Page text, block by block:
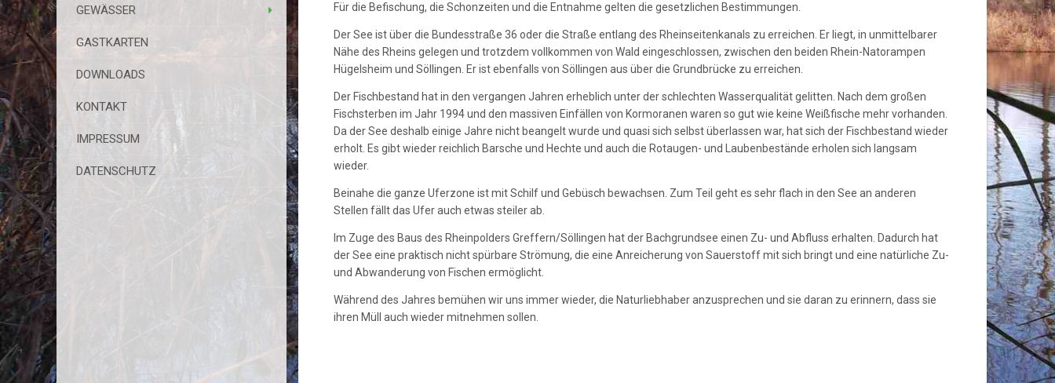
GEWÄSSER
GASTKARTEN
DOWNLOADS
KONTAKT
IMPRESSUM
DATENSCHUTZ
Für die Befischung, die Schonzeiten und die Entnahme gelten die gesetzlichen Bestimmungen.
Der See ist über die Bundesstraße 36 oder die Straße entlang des Rheinseitenkanals zu erreichen. Er liegt, in unmittelbarer
Nähe des Rheins gelegen und trotzdem vollkommen von Wald eingeschlossen, zwischen den beiden Rhein-Natorampen
Hügelsheim und Söllingen. Er ist ebenfalls von Söllingen aus über die Grundbrücke zu erreichen.
Der Fischbestand hat in den vergangen Jahren erheblich unter der schlechten Wasserqualität gelitten. Nach dem großen
Fischsterben im Jahr 1994 und den massiven Einfällen von Kormoranen waren so gut wie keine Weißfische mehr vorhanden.
Da der See deshalb einige Jahre nicht beangelt wurde und quasi sich selbst überlassen war, hat sich der Fischbestand wieder
erholt. Es gibt wieder reichlich Barsche und Hechte und auch die Rotaugen- und Laubenbestände erholen sich langsam
wieder.
Beinahe die ganze Uferzone ist mit Schilf und Gebüsch bewachsen. Zum Teil geht es sehr flach in den See an anderen
Stellen fällt das Ufer auch etwas steiler ab.
Im Zuge des Baus des Rheinpolders Greffern/Söllingen hat der Bachgrundsee einen Zu- und Abfluss erhalten. Dadurch hat
der See eine praktisch nicht spürbare Strömung, die eine Anreicherung von Sauerstoff mit sich bringt und eine natürliche Zu-
und Abwanderung von Fischen ermöglicht.
Während des Jahres bemühen wir uns immer wieder, die Naturliebhaber anzusprechen und sie daran zu erinnern, dass sie
ihren Müll auch wieder mitnehmen sollen.